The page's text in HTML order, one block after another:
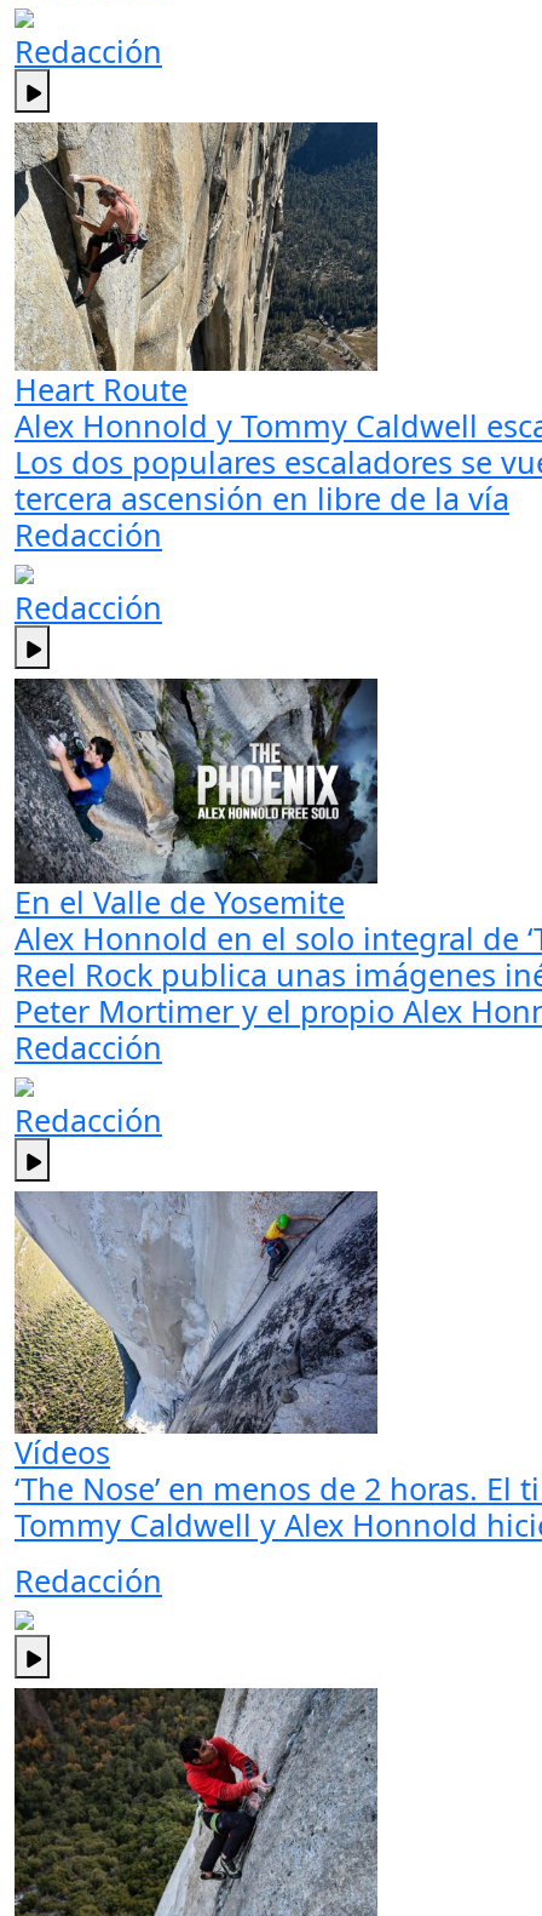
Redacción
Heart Route
Alex Honnold y Tommy Caldwell
Los dos populares escaladores se
tercera ascensión en libre de la vía
Redacción
Redacción
En el Valle de Yosemite
Alex Honnold en el solo integral de
Reel Rock publica unas imágenes
Peter Mortimer y el propio Alex
Redacción
Redacción
Vídeos
‘The Nose’ en menos de 2 horas. El
Tommy Caldwell y Alex Honnold
Redacción